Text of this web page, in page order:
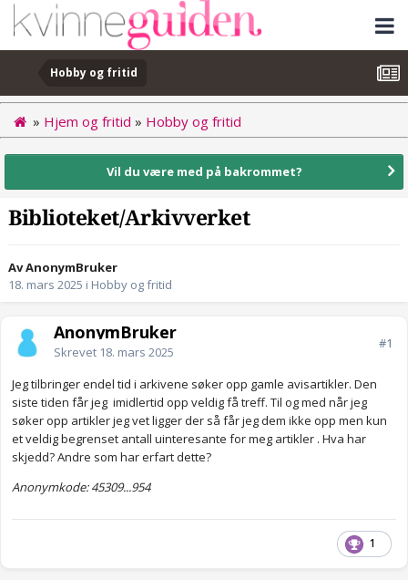
Hobby og fritid
» Hjem og fritid » Hobby og fritid
Vil du være med på bakrommet?
Biblioteket/Arkivverket
Av AnonymBruker
18. mars 2025 i Hobby og fritid
AnonymBruker
Skrevet 18. mars 2025
#1
Jeg tilbringer endel tid i arkivene søker opp gamle avisartikler. Den
siste tiden får jeg imidlertid opp veldig få treff. Til og med når jeg
søker opp artikler jeg vet ligger der så får jeg dem ikke opp men kun
et veldig begrenset antall uinteresante for meg artikler . Hva har
skjedd? Andre som har erfart dette?
Anonymkode: 45309...954
1